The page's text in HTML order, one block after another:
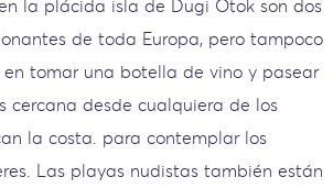
la plácida isla de Dugi Otok son dos
de toda Europa, pero tampoco
tomar una botella de vino y pasear
cercana desde cualquiera de los
la costa. para contemplar los
Las playas nudistas también están